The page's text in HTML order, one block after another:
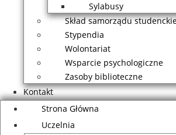
Sylabusy
Skład samorządu
Stypendia
Wolontariat
Wsparcie psychologiczne
Zasoby biblioteczne
Kontakt
Strona Główna
Uczelnia